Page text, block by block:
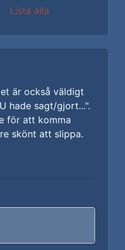
Lista alla
är också väldigt
hade sagt/gjort...".
för att komma
skönt att slippa.